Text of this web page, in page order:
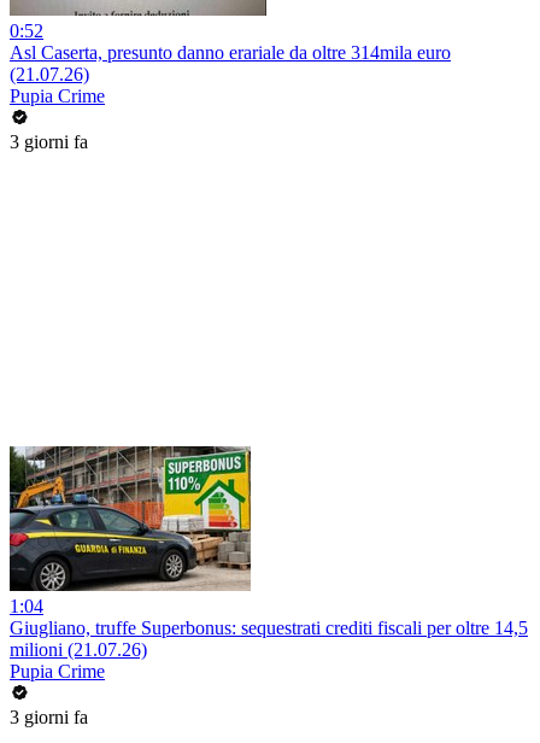
0:52
Asl Caserta, presunto danno erariale da oltre 314mila euro
(21.07.26)
Pupia Crime
3 giorni fa
1:04
Giugliano, truffe Superbonus: sequestrati crediti fiscali per oltre 14,5
milioni (21.07.26)
Pupia Crime
3 giorni fa